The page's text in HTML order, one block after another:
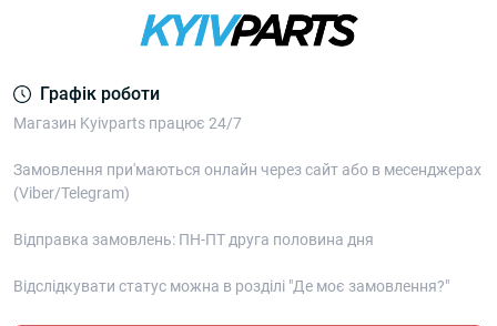
Графік роботи
Магазин Kyivparts працює 24/7
Замовлення при'маються онлайн через сайт або в месенджерах
(Viber/Telegram)
Відправка замовлень: ПН-ПТ друга половина дня
Відслідкувати статус можна в розділі "Де моє замовлення?"